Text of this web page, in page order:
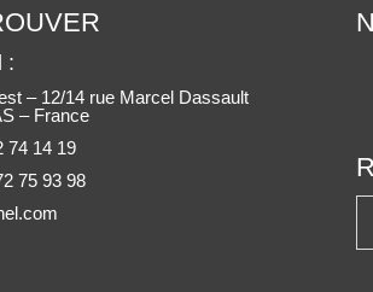
:
– 12/14 rue Marcel Dassault
– France
74 14 19
75 93 98